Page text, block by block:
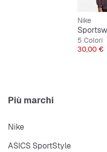
Nike
5 Colori
Prezzo
30,00 €
Più marchi
Nike
ASICS SportStyle